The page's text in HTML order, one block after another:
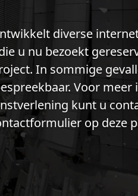
diverse
u nu bezoekt
In sommige
Voor
kunt u
op deze